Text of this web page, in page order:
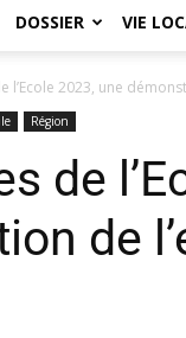
DOSSIER VIE
l’Ecole 2023, une
Région
de
de